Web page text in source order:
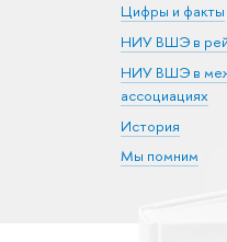
Цифры и факты
НИУ ВШЭ в
НИУ ВШЭ в
ассоциациях
История
Мы помним